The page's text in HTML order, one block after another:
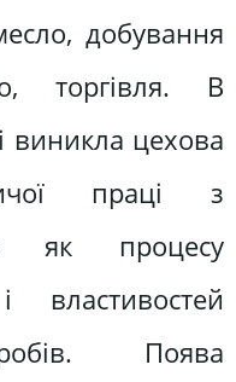
добування
торгівля. В
виникла цехова
праці з
як процесу
Поява